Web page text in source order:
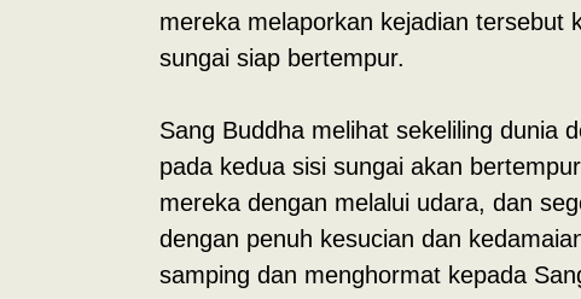
mereka melaporkan kejadian tersebut
sungai siap bertempur.
Sang Buddha melihat sekeliling dunia
pada kedua sisi sungai akan
mereka dengan melalui udara, dan
dengan penuh kesucian dan
samping dan menghormat kepada